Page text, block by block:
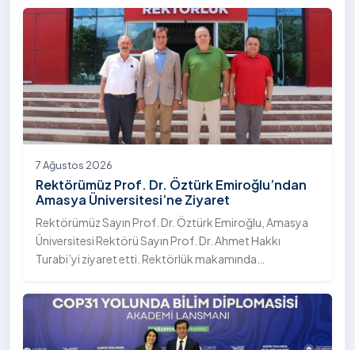
7 Ağustos 2026
Rektörümüz Prof. Dr. Öztürk Emiroğlu’ndan
Amasya Üniversitesi’ne Ziyaret
Rektörümüz Sayın Prof. Dr. Öztürk Emiroğlu, Amasya
Üniversitesi Rektörü Sayın Prof. Dr. Ahmet Hakkı
Turabi’yi ziyaret etti. Rektörlük makamında
Yardımcısı Prof. Dr. Murat Kurt eşlik etti.